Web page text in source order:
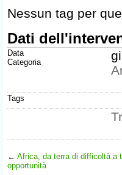
Nessun tag per
Dati
Data
Categoria
Tags
← Africa, da terra di difficoltà a
opportunità